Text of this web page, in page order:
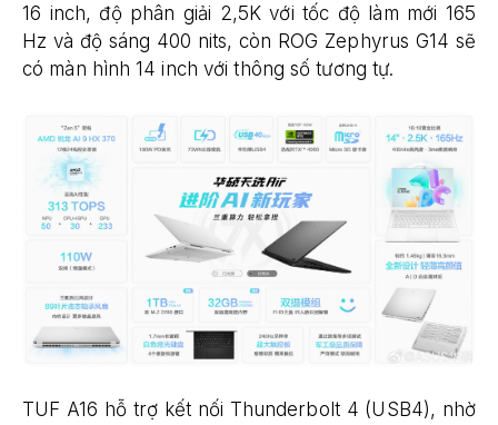
16 inch, độ phân giải 2,5K với tốc độ làm mới 165
Hz và độ sáng 400 nits, còn ROG Zephyrus G14 sẽ
có màn hình 14 inch với thông số tương tự.
TUF A16 hỗ trợ kết nối Thunderbolt 4 (USB4), nhờ